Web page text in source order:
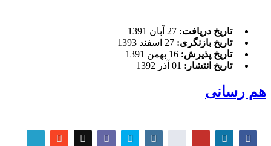
تاریخ دریافت:
تاریخ بازنگری:
تاریخ پذیرش:
تاریخ انتشار:
هم رسانی